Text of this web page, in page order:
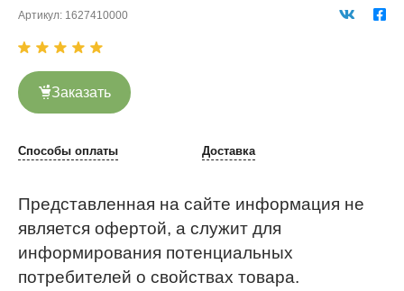
Артикул: 1627410000
Заказать
Способы оплаты Доставка
Представленная на сайте информация не
является офертой, а служит для
информирования потенциальных
потребителей о свойствах товара.